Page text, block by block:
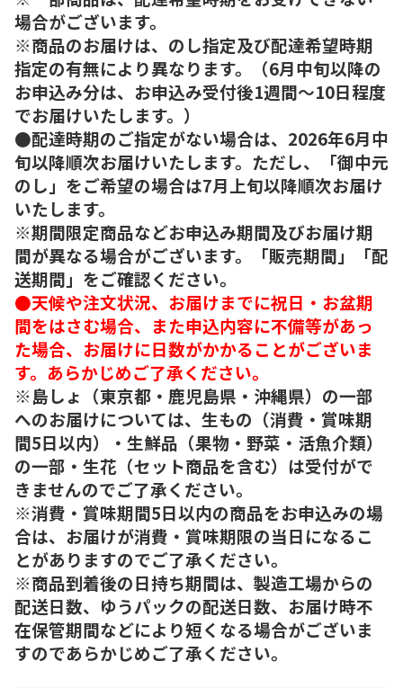
場合がございます。
※商品のお届けは、のし指定及び配達希望時期
指定の有無により異なります。（6月中旬以降の
お申込み分は、お申込み受付後1週間～10日程度
でお届けいたします。）
●配達時期のご指定がない場合は、2026年6月中
旬以降順次お届けいたします。ただし、「御中元
のし」をご希望の場合は7月上旬以降順次お届け
いたします。
※期間限定商品などお申込み期間及びお届け期
間が異なる場合がございます。「販売期間」「配
送期間」をご確認ください。
●天候や注文状況、お届けまでに祝日・お盆期
間をはさむ場合、また申込内容に不備等があっ
た場合、お届けに日数がかかることがございま
す。あらかじめご了承ください。
※島しょ（東京都・鹿児島県・沖縄県）の一部
へのお届けについては、生もの（消費・賞味期
間5日以内）・生鮮品（果物・野菜・活魚介類）
の一部・生花（セット商品を含む）は受付がで
きませんのでご了承ください。
※消費・賞味期間5日以内の商品をお申込みの場
合は、お届けが消費・賞味期限の当日になるこ
とがありますのでご了承ください。
※商品到着後の日持ち期間は、製造工場からの
配送日数、ゆうパックの配送日数、お届け時不
在保管期間などにより短くなる場合がございま
すのであらかじめご了承ください。